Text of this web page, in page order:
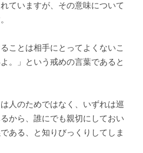
ていますが、その意味について
ことは相手にとってよくないこ
。」という戒めの言葉であると
人のためではなく、いずれは巡
から、誰にでも親切にしておい
ある、と知りびっくりしてしま